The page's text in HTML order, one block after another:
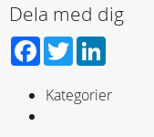
Dela med dig
Facebook
Twitter
Kategorier